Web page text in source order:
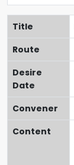
Title
Route
Desire
Date
Convener
Content